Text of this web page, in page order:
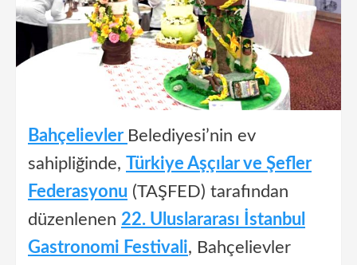
Bahçelievler Belediyesi’nin ev
sahipliğinde, Türkiye Aşçılar ve Şefler
Federasyonu (TAŞFED) tarafından
düzenlenen 22. Uluslararası İstanbul
Gastronomi Festivali, Bahçelievler